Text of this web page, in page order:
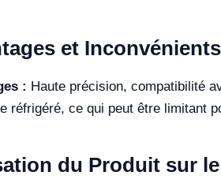
et Inconvénients
: Haute précision, compatibilité
réfrigéré, ce qui peut être limitant
du Produit sur